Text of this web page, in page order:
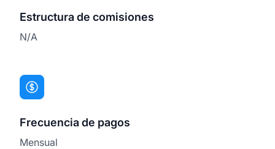
Estructura de comisiones
N/A
Frecuencia de pagos
Mensual